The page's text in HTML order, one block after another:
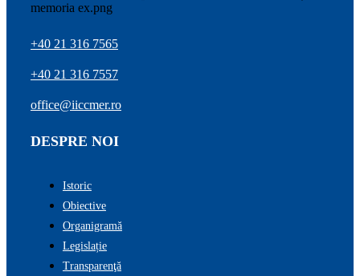
+40 21 316 7565
+40 21 316 7557
office@iiccmer.ro
DESPRE NOI
Istoric
Obiective
Organigramă
Legislație
Transparenţă